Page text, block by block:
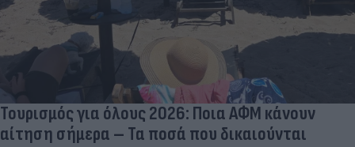
Τουρισμός για όλους 2026: Ποια ΑΦΜ κάνουν
αίτηση σήμερα – Τα ποσά που δικαιούνται